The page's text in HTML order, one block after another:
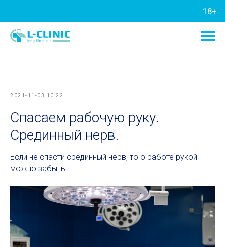
2021-11-03 10:22
Спасаем рабочую руку.
Срединный нерв.
Если не спасти срединный нерв, то о работе рукой
можно забыть.